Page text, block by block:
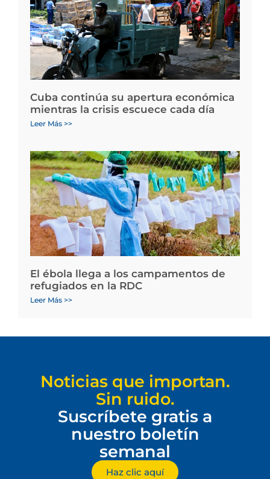
Cuba continúa su apertura económica
mientras la crisis escuece cada día
Leer Más >>
El ébola llega a los campamentos de
refugiados en la RDC
Leer Más >>
Noticias que importan.
Sin ruido.
Suscríbete gratis a
nuestro boletín
semanal
Haz clic aquí